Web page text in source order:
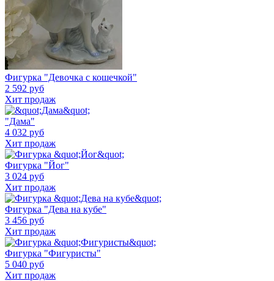
Фигурка "Девочка с кошечкой"
2 592 руб
Хит продаж
"Дама"
4 032 руб
Хит продаж
Фигурка "Йог"
3 024 руб
Хит продаж
Фигурка "Дева на кубе"
3 456 руб
Хит продаж
Фигурка "Фигуристы"
5 040 руб
Хит продаж